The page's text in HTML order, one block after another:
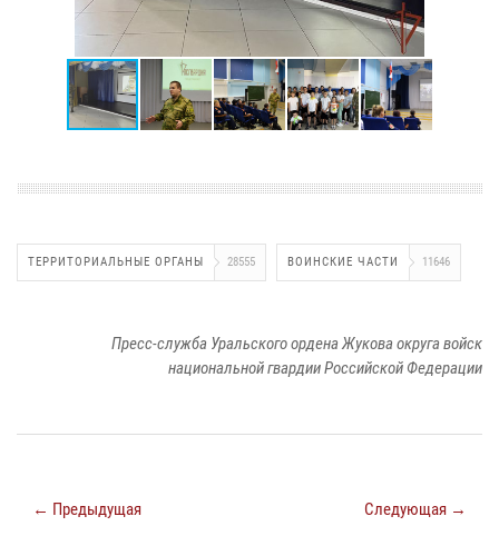
ТЕРРИТОРИАЛЬНЫЕ ОРГАНЫ 28555 ВОИНСКИЕ ЧАСТИ 11646
Пресс-служба Уральского ордена Жукова округа войск
национальной гвардии Российской Федерации
← Предыдущая Следующая →